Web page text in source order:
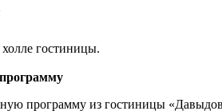
гостиницы.
программу из гостиницы